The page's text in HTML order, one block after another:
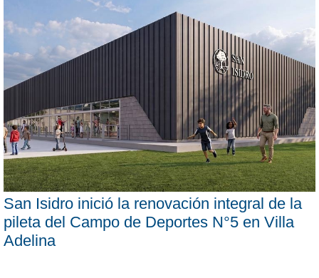
San Isidro inició la renovación integral de la
pileta del Campo de Deportes N°5 en Villa
Adelina